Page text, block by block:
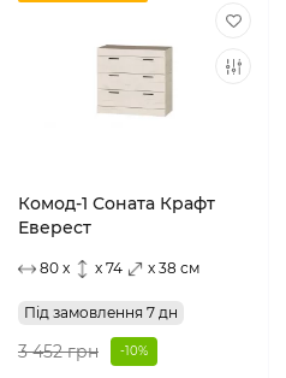
Комод-1 Соната Крафт
Еверест
80 x x 74 x 38 см
Під замовлення 7 дн
3 452 грн -10%